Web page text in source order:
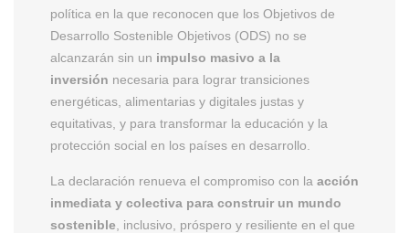
política en la que reconocen que los Objetivos de
Desarrollo Sostenible Objetivos (ODS) no se
alcanzarán sin un impulso masivo a la
inversión necesaria para lograr transiciones
energéticas, alimentarias y digitales justas y
equitativas, y para transformar la educación y la
protección social en los países en desarrollo.
La declaración renueva el compromiso con la acción
inmediata y colectiva para construir un mundo
sostenible , inclusivo, próspero y resiliente en el que